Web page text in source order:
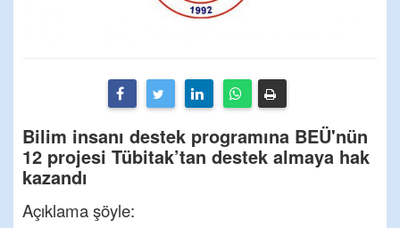
Bilim insanı destek programına BEÜ'nün
12 projesi Tübitak’tan destek almaya hak
kazandı
Açıklama şöyle: